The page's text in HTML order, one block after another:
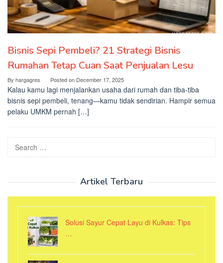
Bisnis Sepi Pembeli? 21 Strategi Bisnis
Rumahan Tetap Cuan Saat Penjualan Lesu
By hargagres Posted on December 17, 2025
Kalau kamu lagi menjalankan usaha dari rumah dan tiba-tiba
bisnis sepi pembeli, tenang—kamu tidak sendirian. Hampir semua
pelaku UMKM pernah […]
Search
Artikel Terbaru
Solusi Sayur Cepat Layu di Kulkas: Tips
…